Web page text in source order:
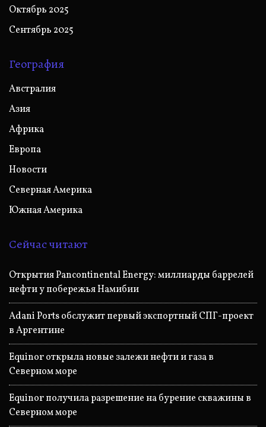
Октябрь 2025
Сентябрь 2025
География
Австралия
Азия
Африка
Европа
Новости
Северная Америка
Южная Америка
Сейчас читают
Открытия Pancontinental Energy: миллиарды баррелей
нефти у побережья Намибии
Adani Ports обслужит первый экспортный СПГ-проект
в Аргентине
Equinor открыла новые залежи нефти и газа в
Северном море
Equinor получила разрешение на бурение скважины в
Северном море